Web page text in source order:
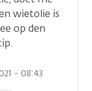
wietolie is
op den
- 08:43